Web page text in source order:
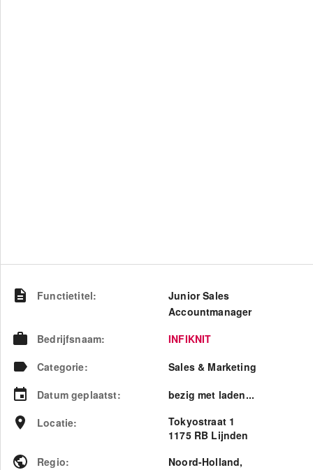
Functietitel:
Junior Sales
Accountmanager
Bedrijfsnaam:
INFIKNIT
Categorie:
Sales & Marketing
Datum geplaatst:
bezig met laden...
Locatie:
Tokyostraat 1
1175 RB Lijnden
Regio: Noord-Holland,